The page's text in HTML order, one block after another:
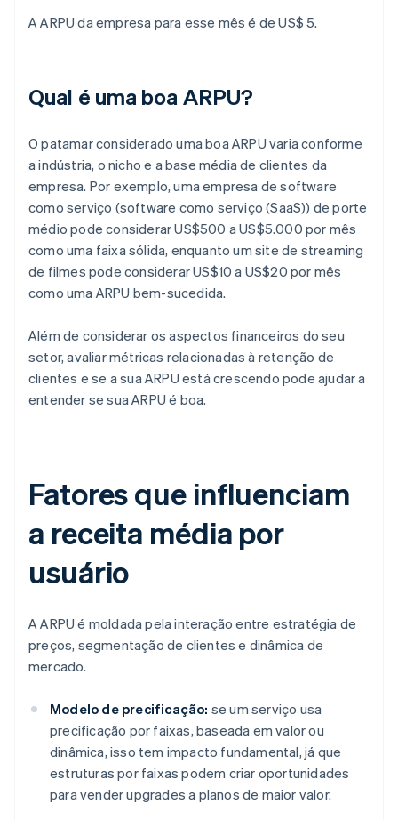
A ARPU da empresa para esse mês é de US$ 5.
Qual é uma boa ARPU?
O patamar considerado uma boa ARPU varia conforme
a indústria, o nicho e a base média de clientes da
empresa. Por exemplo, uma empresa de software
como serviço (software como serviço (SaaS)) de porte
médio pode considerar US$500 a US$5.000 por mês
como uma faixa sólida, enquanto um site de streaming
de filmes pode considerar US$10 a US$20 por mês
como uma ARPU bem-sucedida.
Além de considerar os aspectos financeiros do seu
setor, avaliar métricas relacionadas à retenção de
clientes e se a sua ARPU está crescendo pode ajudar a
entender se sua ARPU é boa.
Fatores que influenciam
a receita média por
usuário
A ARPU é moldada pela interação entre estratégia de
preços, segmentação de clientes e dinâmica de
mercado.
Modelo de precificação: se um serviço usa
precificação por faixas, baseada em valor ou
dinâmica, isso tem impacto fundamental, já que
estruturas por faixas podem criar oportunidades
para vender upgrades a planos de maior valor.